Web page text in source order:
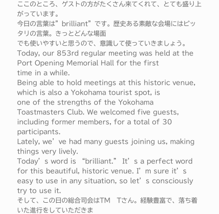
ここのところ、ゲストの方がたくさん来てくれて、とても盛り上
がっています。
今日の言葉は”brilliant”です。歴史ある素敵な会場にはピッ
タリの言葉。きっとどんな場面
でも使いやすいと思うので、意識して使っていきましょう。
Today, our 853rd regular meeting was held at the
Port Opening Memorial Hall for the first
time in a while.
Being able to hold meetings at this historic venue,
which is also a Yokohama tourist spot, is
one of the strengths of the Yokohama
Toastmasters Club. We welcomed five guests,
including former members, for a total of 30
participants.
Lately, we’ve had many guests joining us, making
things very lively.
Today’s word is “brilliant.” It’s a perfect word
for this beautiful, historic venue. I’m sure it’s
easy to use in any situation, so let’s consciously
try to use it.
そして、この日の総合司会はTM Tさん。経験豊富で、落ち着
いた進行をしていただきま